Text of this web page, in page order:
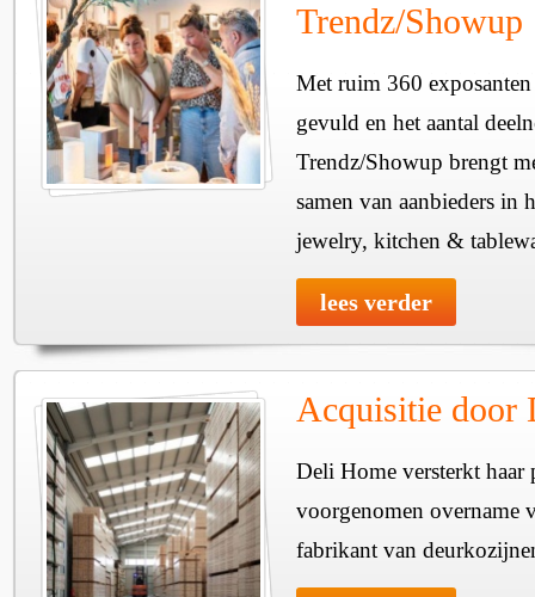
Trendz/Showup
Met ruim 360
gevuld en het aantal
Trendz/Showup brengt
samen van aanbieders in
jewelry, kitchen &
lees verder
Acquisitie door
Deli Home versterkt haar
voorgenomen overname
fabrikant van